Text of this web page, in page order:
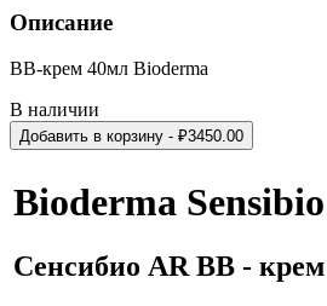
Описание
BB-крем 40мл Bioderma
В наличии
Добавить в корзину - ₽3450.00
Bioderma Sensibio
Сенсибио AR ВВ - крем